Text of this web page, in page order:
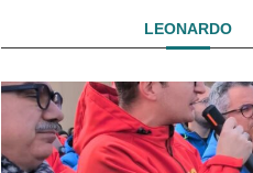
LEONARDO